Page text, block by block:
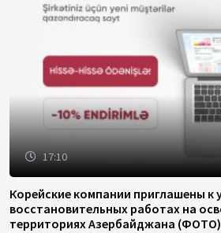
17:10
Корейские компании приглашены к
восстановительных работах на
территориях Азербайджана (ФОТО)